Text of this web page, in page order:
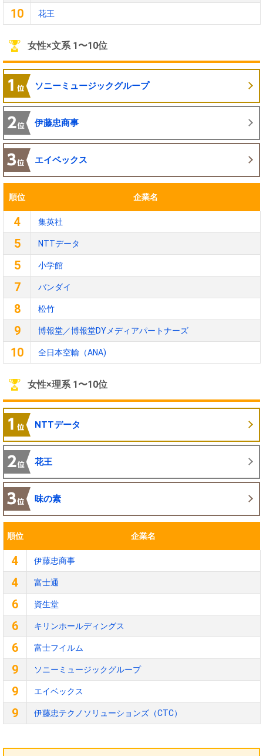
10 花王
女性×文系 1〜10位
ソニーミュージックグループ
伊藤忠商事
エイベックス
順位 企業名
4 集英社
5 NTTデータ
5 小学館
7 バンダイ
8 松竹
9 博報堂／博報堂DYメディアパートナーズ
10 全日本空輸（ANA)
女性×理系 1〜10位
NTTデータ
花王
味の素
順位 企業名
4 伊藤忠商事
4 富士通
6 資生堂
6 キリンホールディングス
6 富士フイルム
9 ソニーミュージックグループ
9 エイベックス
9 伊藤忠テクノソリューションズ（CTC）